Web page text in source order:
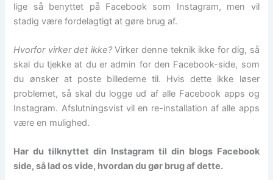
lige så benyttet på Facebook som Instagram, men vil
stadig være fordelagtigt at gøre brug af.
Hvorfor virker det ikke?Virker denne teknik ikke for dig, så
skal du tjekke at du er admin for den Facebook-side, som
du ønsker at poste billederne til. Hvis dette ikke løser
problemet, så skal du logge ud af alle Facebook apps og
Instagram. Afslutningsvist vil en re-installation af alle apps
være en mulighed.
Har du tilknyttet din Instagram til din blogs Facebook
side, så lad os vide, hvordan du gør brug af dette.